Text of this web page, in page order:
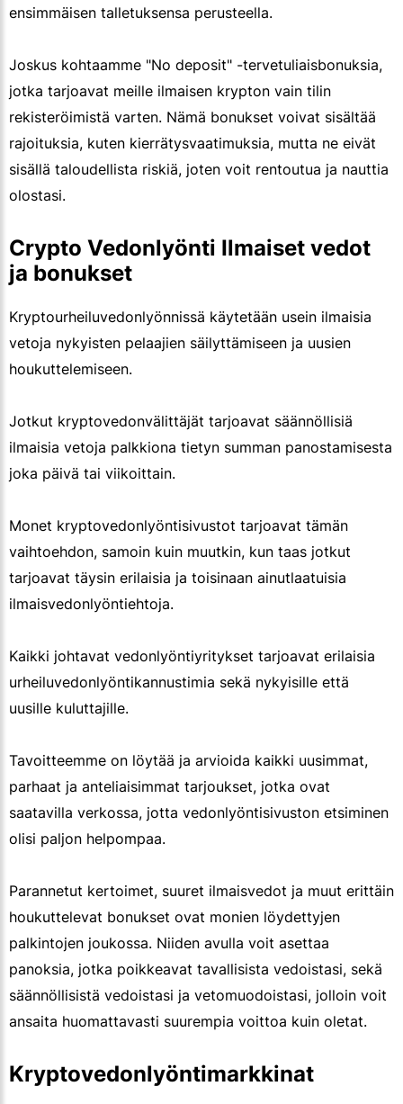
ensimmäisen talletuksensa perusteella.
Joskus kohtaamme "No deposit" -tervetuliaisbonuksia,
jotka tarjoavat meille ilmaisen krypton vain tilin
rekisteröimistä varten. Nämä bonukset voivat sisältää
rajoituksia, kuten kierrätysvaatimuksia, mutta ne eivät
sisällä taloudellista riskiä, joten voit rentoutua ja nauttia
olostasi.
Crypto Vedonlyönti Ilmaiset vedot
ja bonukset
Kryptourheiluvedonlyönnissä käytetään usein ilmaisia
vetoja nykyisten pelaajien säilyttämiseen ja uusien
houkuttelemiseen.
Jotkut kryptovedonvälittäjät tarjoavat säännöllisiä
ilmaisia vetoja palkkiona tietyn summan panostamisesta
joka päivä tai viikoittain.
Monet kryptovedonlyöntisivustot tarjoavat tämän
vaihtoehdon, samoin kuin muutkin, kun taas jotkut
tarjoavat täysin erilaisia ja toisinaan ainutlaatuisia
ilmaisvedonlyöntiehtoja.
Kaikki johtavat vedonlyöntiyritykset tarjoavat erilaisia
urheiluvedonlyöntikannustimia sekä nykyisille että
uusille kuluttajille.
Tavoitteemme on löytää ja arvioida kaikki uusimmat,
parhaat ja anteliaisimmat tarjoukset, jotka ovat
saatavilla verkossa, jotta vedonlyöntisivuston etsiminen
olisi paljon helpompaa.
Parannetut kertoimet, suuret ilmaisvedot ja muut erittäin
houkuttelevat bonukset ovat monien löydettyjen
palkintojen joukossa. Niiden avulla voit asettaa
panoksia, jotka poikkeavat tavallisista vedoistasi, sekä
säännöllisistä vedoistasi ja vetomuodoistasi, jolloin voit
ansaita huomattavasti suurempia voittoa kuin oletat.
Kryptovedonlyöntimarkkinat